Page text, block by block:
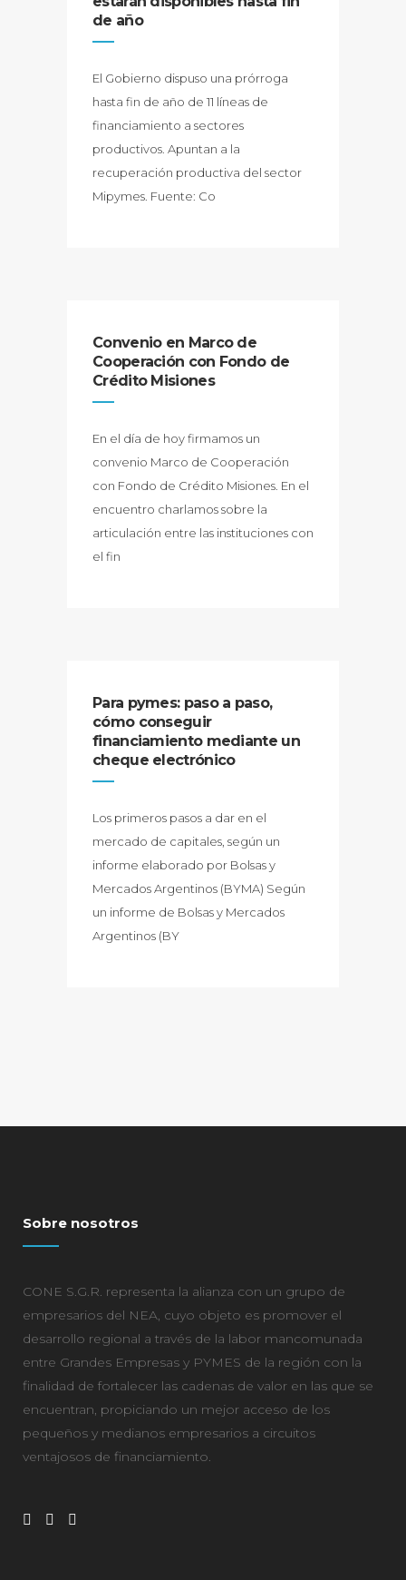
de año
El Gobierno dispuso una prórroga
hasta fin de año de 11 líneas de
financiamiento a sectores
productivos. Apuntan a la
recuperación productiva del sector
Mipymes. Fuente: Co
Convenio en Marco de
Cooperación con Fondo de
Crédito Misiones
En el día de hoy firmamos un
convenio Marco de Cooperación
con Fondo de Crédito Misiones. En el
encuentro charlamos sobre la
articulación entre las instituciones con
el fin
Para pymes: paso a paso,
cómo conseguir
financiamiento mediante un
cheque electrónico
Los primeros pasos a dar en el
mercado de capitales, según un
informe elaborado por Bolsas y
Mercados Argentinos (BYMA) Según
un informe de Bolsas y Mercados
Argentinos (BY
Sobre nosotros
CONE S.G.R. representa la alianza con un grupo de
empresarios del NEA, cuyo objeto es promover el
desarrollo regional a través de la labor mancomunada
entre Grandes Empresas y PYMES de la región con la
finalidad de fortalecer las cadenas de valor en las que se
encuentran, propiciando un mejor acceso de los
pequeños y medianos empresarios a circuitos
ventajosos de financiamiento.